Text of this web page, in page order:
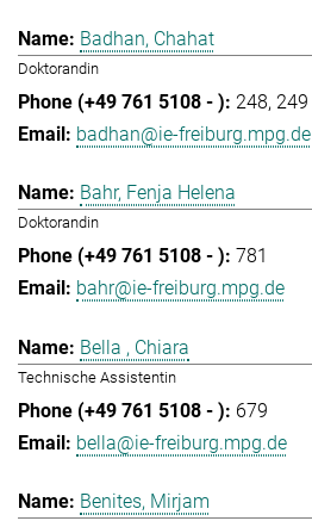
Badhan, Chahat
Doktorandin
248 249
badhan@ie-freiburg.mpg.de
Bahr, Fenja Helena
Doktorandin
781
bahr@ie-freiburg.mpg.de
Bella , Chiara
Technische Assistentin
679
bella@ie-freiburg.mpg.de
Benites, Mirjam